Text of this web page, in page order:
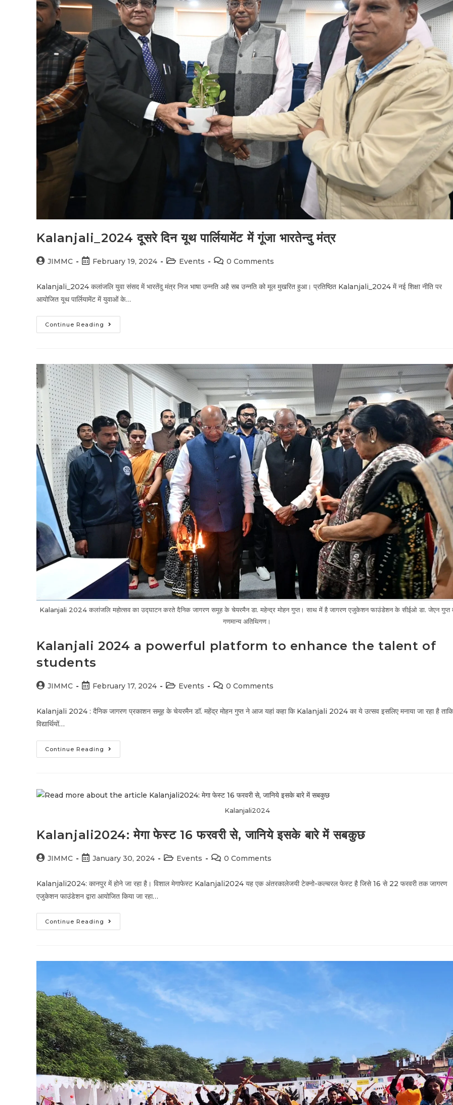
Kalanjali_2024 दूसरे दिन यूथ पार्लियामेंट में गूंजा भारतेन्दु मंत्र
JIMMC February 19, 2024 Events 0 Comments
Kalanjali_2024 कलांजलि युवा संसद में भारतेंदु मंत्र निज भाषा उन्नति अहै सब उन्नति को मूल मुखरित हुआ। प्रतिष्ठित Kalanjali_2024 में नई शिक्षा नीति पर
आयोजित यूथ पार्लियामेंट में युवाओं के…
Continue Reading
Kalanjali 2024 कलांजलि महोत्सव का उद्घाटन करते दैनिक जागरण समूह के चेयरमैन डा. महेन्द्र मोहन गुप्त। साथ में है जागरण एजुकेशन फाउंडेशन के सीईओ डा. जेएन गुप्त
गणमान्य अतिथिगण।
Kalanjali 2024 a powerful platform to enhance the talent of
students
JIMMC February 17, 2024 Events 0 Comments
Kalanjali 2024 : दैनिक जागरण प्रकाशन समूह के चेयरमैन डॉ. महेंद्र मोहन गुप्त ने आज यहां कहा कि Kalanjali 2024 का ये उत्सव इसलिए मनाया जा रहा है ताकि
विद्यार्थियों…
Continue Reading
Kalanjali2024
Kalanjali2024: मेगा फेस्ट 16 फरवरी से, जानिये इसके बारे में सबकुछ
JIMMC January 30, 2024 Events 0 Comments
Kalanjali2024: कानपुर में होने जा रहा है। विशाल मेगाफेस्ट Kalanjali2024 यह एक अंतरकालेजयी टेक्नो-कल्चरल फेस्ट है जिसे 16 से 22 फरवरी तक जागरण
एजुकेशन फाउंडेशन द्वारा आयोजित किया जा रहा…
Continue Reading